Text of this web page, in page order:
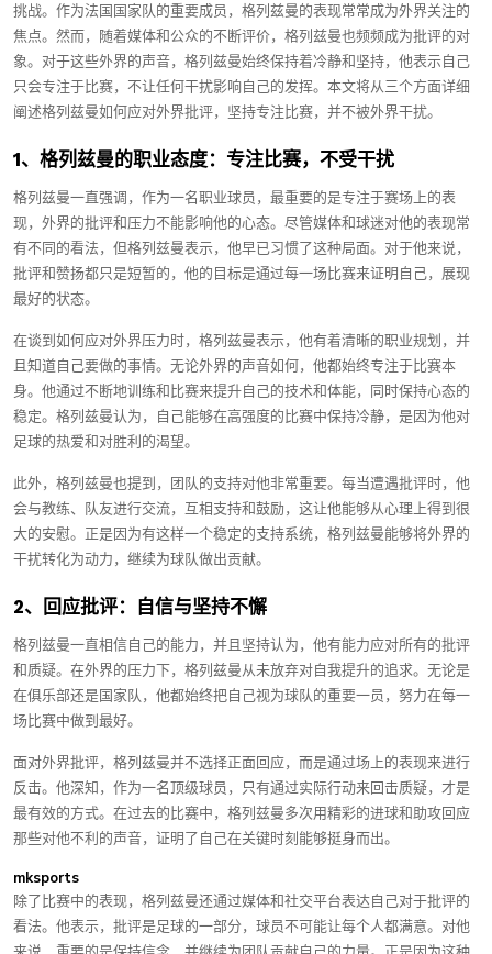
挑战。作为法国国家队的重要成员，格列兹曼的表现常常成为外界关注的
焦点。然而，随着媒体和公众的不断评价，格列兹曼也频频成为批评的对
象。对于这些外界的声音，格列兹曼始终保持着冷静和坚持，他表示自己
只会专注于比赛，不让任何干扰影响自己的发挥。本文将从三个方面详细
阐述格列兹曼如何应对外界批评，坚持专注比赛，并不被外界干扰。
1、格列兹曼的职业态度：专注比赛，不受干扰
格列兹曼一直强调，作为一名职业球员，最重要的是专注于赛场上的表
现，外界的批评和压力不能影响他的心态。尽管媒体和球迷对他的表现常
有不同的看法，但格列兹曼表示，他早已习惯了这种局面。对于他来说，
批评和赞扬都只是短暂的，他的目标是通过每一场比赛来证明自己，展现
最好的状态。
在谈到如何应对外界压力时，格列兹曼表示，他有着清晰的职业规划，并
且知道自己要做的事情。无论外界的声音如何，他都始终专注于比赛本
身。他通过不断地训练和比赛来提升自己的技术和体能，同时保持心态的
稳定。格列兹曼认为，自己能够在高强度的比赛中保持冷静，是因为他对
足球的热爱和对胜利的渴望。
此外，格列兹曼也提到，团队的支持对他非常重要。每当遭遇批评时，他
会与教练、队友进行交流，互相支持和鼓励，这让他能够从心理上得到很
大的安慰。正是因为有这样一个稳定的支持系统，格列兹曼能够将外界的
干扰转化为动力，继续为球队做出贡献。
2、回应批评：自信与坚持不懈
格列兹曼一直相信自己的能力，并且坚持认为，他有能力应对所有的批评
和质疑。在外界的压力下，格列兹曼从未放弃对自我提升的追求。无论是
在俱乐部还是国家队，他都始终把自己视为球队的重要一员，努力在每一
场比赛中做到最好。
面对外界批评，格列兹曼并不选择正面回应，而是通过场上的表现来进行
反击。他深知，作为一名顶级球员，只有通过实际行动来回击质疑，才是
最有效的方式。在过去的比赛中，格列兹曼多次用精彩的进球和助攻回应
那些对他不利的声音，证明了自己在关键时刻能够挺身而出。
mksports
除了比赛中的表现，格列兹曼还通过媒体和社交平台表达自己对于批评的
看法。他表示，批评是足球的一部分，球员不可能让每个人都满意。对他